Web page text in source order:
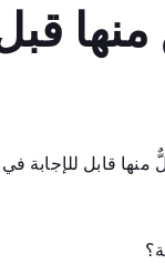
قابل للإجابة